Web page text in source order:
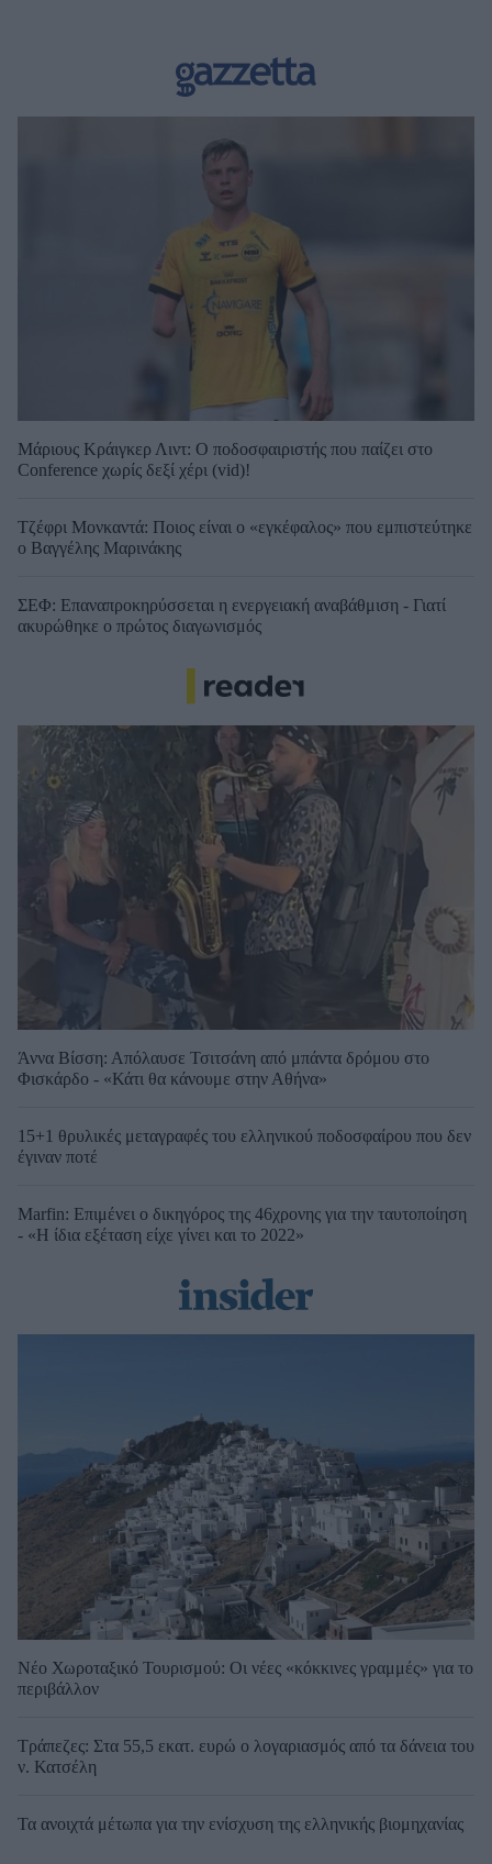
Μάριους Κράιγκερ Λιντ: Ο ποδοσφαιριστής που παίζει στο
Conference χωρίς δεξί χέρι (vid)!
Τζέφρι Μονκαντά: Ποιος είναι ο «εγκέφαλος» που εμπιστεύτηκε
ο Βαγγέλης Μαρινάκης
ΣΕΦ: Επαναπροκηρύσσεται η ενεργειακή αναβάθμιση - Γιατί
ακυρώθηκε ο πρώτος διαγωνισμός
Άννα Βίσση: Απόλαυσε Τσιτσάνη από μπάντα δρόμου στο
Φισκάρδο - «Κάτι θα κάνουμε στην Αθήνα»
15+1 θρυλικές μεταγραφές του ελληνικού ποδοσφαίρου που δεν
έγιναν ποτέ
Marfin: Επιμένει ο δικηγόρος της 46χρονης για την ταυτοποίηση
- «Η ίδια εξέταση είχε γίνει και το 2022»
Νέο Χωροταξικό Τουρισμού: Οι νέες «κόκκινες γραμμές» για το
περιβάλλον
Τράπεζες: Στα 55,5 εκατ. ευρώ ο λογαριασμός από τα δάνεια του
ν. Κατσέλη
Τα ανοιχτά μέτωπα για την ενίσχυση της ελληνικής βιομηχανίας